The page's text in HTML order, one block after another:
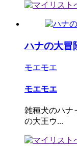
ハナの大冒
モエモエ
モエモエ
雑種犬のハナ
の大王ウ...